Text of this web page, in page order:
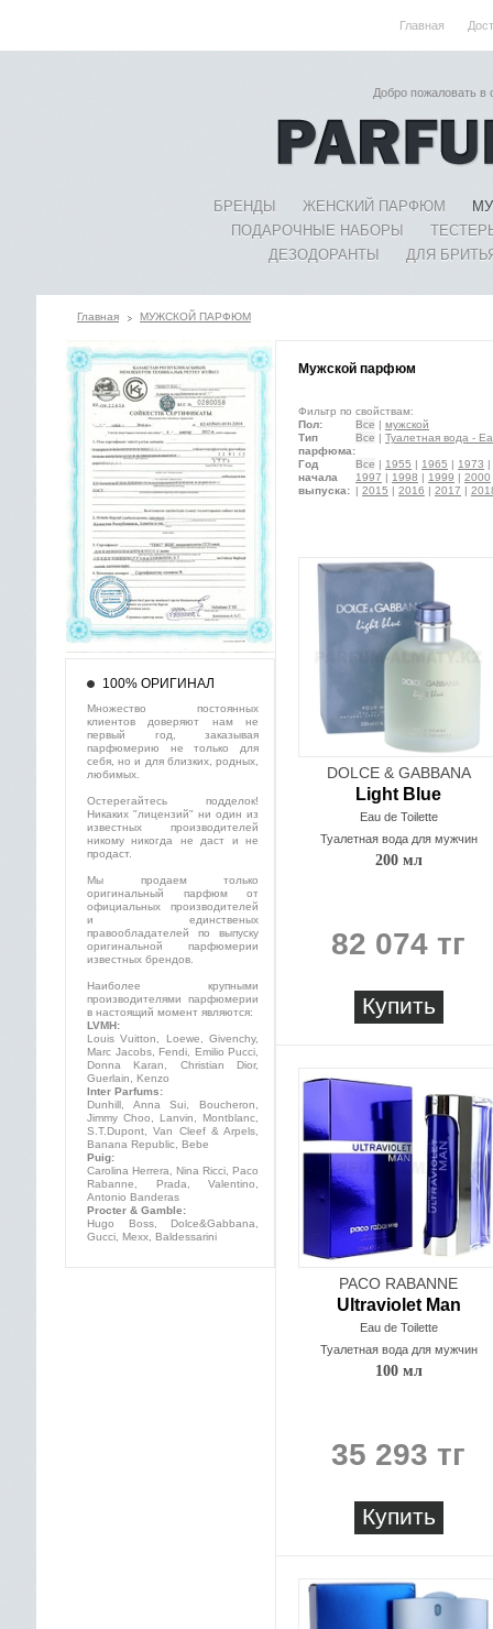
Главная
Добро пожаловать
БРЕНДЫ ЖЕНСКИЙ ПАРФЮМ
ПОДАРОЧНЫЕ НАБОРЫ
ДЕЗОДОРАНТЫ
ДЛЯ
Главная МУЖСКОЙ ПАРФЮМ
Мужской парфюм
Фильтр по свойствам:
Пол:
Все | мужской
Тип
парфюма:
Все | Туалетная вода -
Год
начала
выпуска:
Все | 1955 | 1965 | 1973 |
1997 | 1998 | 1999 | 2000
| 2015 | 2016 | 2017 |
DOLCE & GABBANA
Light Blue
Eau de Toilette
Туалетная вода для мужчин
200 мл
82 074 тг
Купить
PACO RABANNE
Ultraviolet Man
Eau de Toilette
Туалетная вода для мужчин
100 мл
35 293 тг
Купить
100% ОРИГИНАЛ
Множество постоянных
клиентов доверяют нам не
первый год, заказывая
парфюмерию не только для
себя, но и для близких, родных,
любимых.
Остерегайтесь подделок!
Никаких "лицензий" ни один из
известных производителей
никому никогда не даст и не
продаст.
Мы продаем только
оригинальный парфюм от
официальных производителей
и единственых
правообладателей по выпуску
оригинальной парфюмерии
известных брендов.
Наиболее крупными
производителями парфюмерии
в настоящий момент являются:
LVMH:
Louis Vuitton, Loewe, Givenchy,
Marc Jacobs, Fendi, Emilio Pucci,
Donna Karan, Christian Dior,
Guerlain, Kenzo
Inter Parfums:
Dunhill, Anna Sui, Boucheron,
Jimmy Choo, Lanvin, Montblanc,
S.T.Dupont, Van Cleef & Arpels,
Banana Republic, Bebe
Puig:
Carolina Herrera, Nina Ricci, Paco
Rabanne, Prada, Valentino,
Antonio Banderas
Procter & Gamble:
Hugo Boss, Dolce&Gabbana,
Gucci, Mexx, Baldessarini